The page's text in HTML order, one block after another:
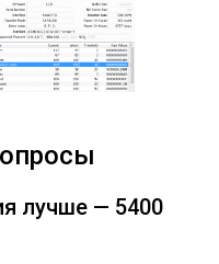
лучше — 5400